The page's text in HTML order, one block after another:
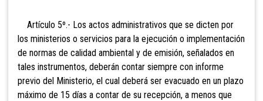
Artículo 5º.- Los actos administrativos que se dicten por
los ministerios o servicios para la ejecución o implementación
de normas de calidad ambiental y de emisión, señalados en
tales instrumentos, deberán contar siempre con informe
previo del Ministerio, el cual deberá ser evacuado en un plazo
máximo de 15 días a contar de su recepción, a menos que